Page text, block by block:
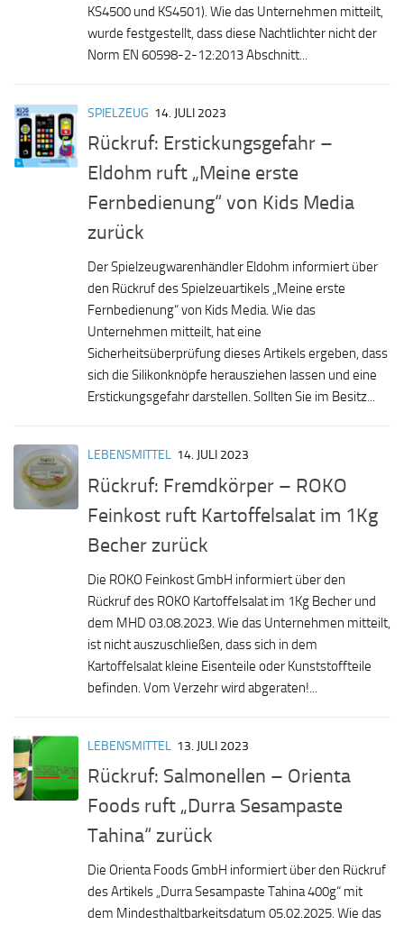
KS4500 und KS4501). Wie das Unternehmen mitteilt,
wurde festgestellt, dass diese Nachtlichter nicht der
Norm EN 60598-2-12:2013 Abschnitt...
SPIELZEUG 14. JULI 2023
Rückruf: Erstickungsgefahr –
Eldohm ruft „Meine erste
Fernbedienung“ von Kids Media
zurück
Der Spielzeugwarenhändler Eldohm informiert über
den Rückruf des Spielzeuartikels „Meine erste
Fernbedienung“ von Kids Media. Wie das
Unternehmen mitteilt, hat eine
Sicherheitsüberprüfung dieses Artikels ergeben, dass
sich die Silikonknöpfe herausziehen lassen und eine
Erstickungsgefahr darstellen. Sollten Sie im Besitz...
LEBENSMITTEL 14. JULI 2023
Rückruf: Fremdkörper – ROKO
Feinkost ruft Kartoffelsalat im 1Kg
Becher zurück
Die ROKO Feinkost GmbH informiert über den
Rückruf des ROKO Kartoffelsalat im 1Kg Becher und
dem MHD 03.08.2023. Wie das Unternehmen mitteilt,
ist nicht auszuschließen, dass sich in dem
Kartoffelsalat kleine Eisenteile oder Kunststoffteile
befinden. Vom Verzehr wird abgeraten!...
LEBENSMITTEL 13. JULI 2023
Rückruf: Salmonellen – Orienta
Foods ruft „Durra Sesampaste
Tahina“ zurück
Die Orienta Foods GmbH informiert über den Rückruf
des Artikels „Durra Sesampaste Tahina 400g“ mit
dem Mindesthaltbarkeitsdatum 05.02.2025. Wie das